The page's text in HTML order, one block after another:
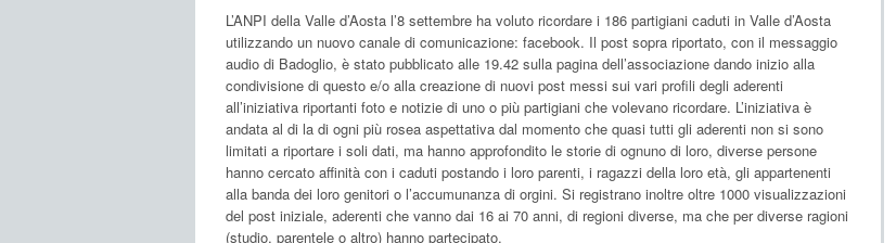
L’ANPI della Valle d’Aosta l’8 settembre ha voluto ricordare i 186 partigiani caduti in Valle d’Aosta
utilizzando un nuovo canale di comunicazione: facebook. Il post sopra riportato, con il messaggio
audio di Badoglio, è stato pubblicato alle 19.42 sulla pagina dell’associazione dando inizio alla
condivisione di questo e/o alla creazione di nuovi post messi sui vari profili degli aderenti
all’iniziativa riportanti foto e notizie di uno o più partigiani che volevano ricordare. L’iniziativa è
andata al di la di ogni più rosea aspettativa dal momento che quasi tutti gli aderenti non si sono
limitati a riportare i soli dati, ma hanno approfondito le storie di ognuno di loro, diverse persone
hanno cercato affinità con i caduti postando i loro parenti, i ragazzi della loro età, gli appartenenti
alla banda dei loro genitori o l’accumunanza di orgini. Si registrano inoltre oltre 1000 visualizzazioni
del post iniziale, aderenti che vanno dai 16 ai 70 anni, di regioni diverse, ma che per diverse ragioni
(studio, parentele o altro) hanno partecipato.